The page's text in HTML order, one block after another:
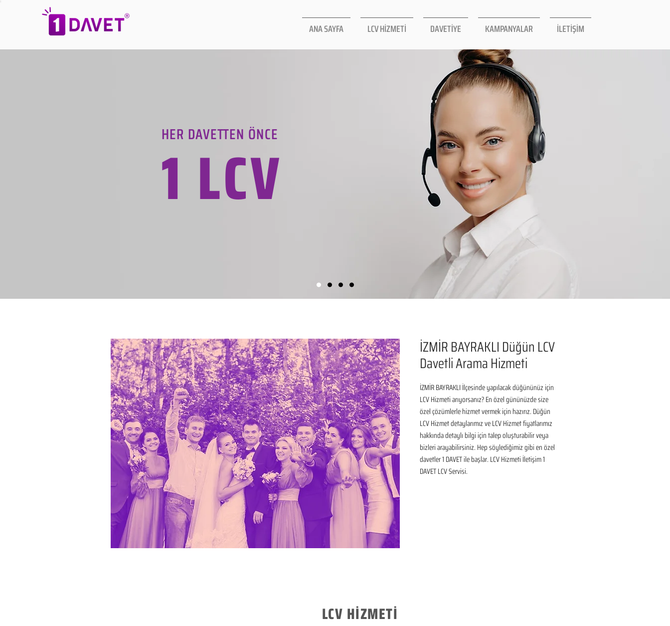
ANA SAYFA LCV HİZMETİ DAVETİYE KAMPANYALAR İLETİŞİM
HER DAVETTEN ÖNCE
1 LCV
İZMİR BAYRAKLI Düğün LCV
Davetli Arama Hizmeti
İZMİR BAYRAKLI İlçesinde yapılacak düğününüz için
LCV Hizmeti arıyorsanız? En özel gününüzde size
özel çözümlerle hizmet vermek için hazırız. Düğün
LCV Hizmet detaylarımız ve LCV Hizmet fiyatlarımız
hakkında detaylı bilgi için talep oluşturabilir veya
bizleri arayabilirsiniz. Hep söylediğimiz gibi en özel
davetler 1 DAVET ile başlar. LCV Hizmeti İletişim 1
DAVET LCV Servisi.
LCV HİZMETİ